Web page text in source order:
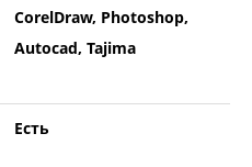
CorelDraw, Photoshop,
Autocad, Tajima
Есть